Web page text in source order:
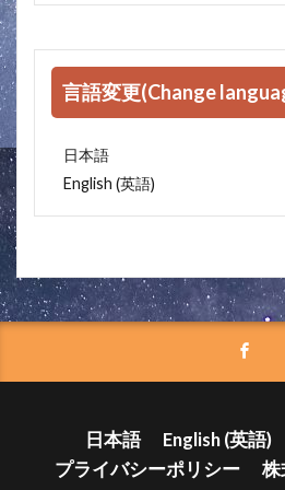
言語変更(Change
日本語
English (英語)
日本語 English(英語)
プライバシーポリシー
株